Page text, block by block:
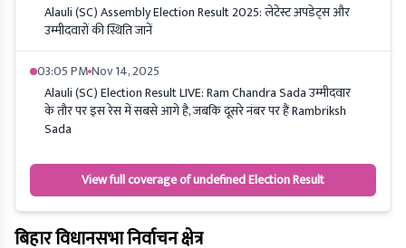
Alauli (SC) Assembly Election Result 2025: लेटेस्ट अपडेट्स और
उम्मीदवारों की स्थिति जानें
03:05 PMNov 14, 2025
Alauli (SC) Election Result LIVE: Ram Chandra Sada उम्मीदवार
के तौर पर इस रेस में सबसे आगे है, जबकि दूसरे नंबर पर हैं Rambriksh
Sada
View full coverage of undefined Election Result
बिहार विधानसभा निर्वाचन क्षेत्र